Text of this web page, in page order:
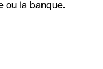
ou la banque.